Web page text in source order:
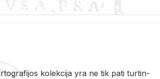
ko­lek­ci­ja yra ne tik pati tur­tin­